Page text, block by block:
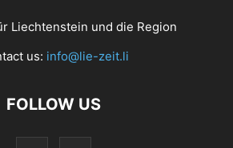
Liechtenstein und die Region
us: info@lie-zeit.li
FOLLOW US